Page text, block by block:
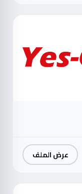
عرض الملف